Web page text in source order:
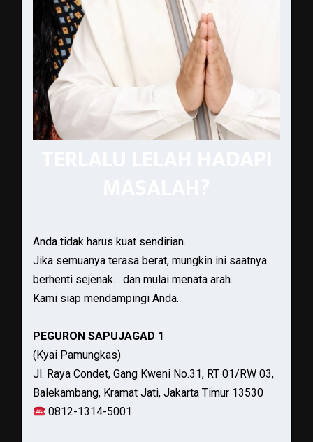
Anda tidak harus kuat sendirian.
Jika semuanya terasa berat, mungkin ini saatnya
berhenti sejenak… dan mulai menata arah.
Kami siap mendampingi Anda.
PEGURON SAPUJAGAD 1
(Kyai Pamungkas)
Jl. Raya Condet, Gang Kweni No.31, RT 01/RW 03,
Balekambang, Kramat Jati, Jakarta Timur 13530
0812-1314-5001